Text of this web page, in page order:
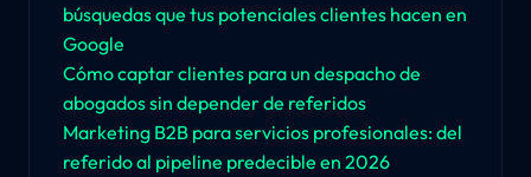
búsquedas que tus potenciales clientes hacen en
Google
Cómo captar clientes para un despacho de
abogados sin depender de referidos
Marketing B2B para servicios profesionales: del
referido al pipeline predecible en 2026